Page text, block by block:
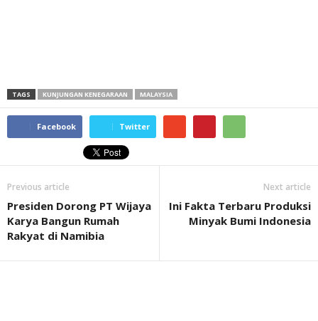
TAGS KUNJUNGAN KENEGARAAN MALAYSIA
Facebook Twitter
Previous article
Presiden Dorong PT Wijaya
Karya Bangun Rumah
Rakyat di Namibia
Next article
Ini Fakta Terbaru Produksi
Minyak Bumi Indonesia